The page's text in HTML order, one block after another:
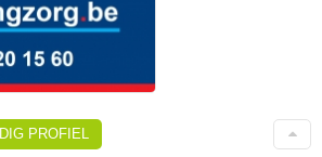
PROFIEL